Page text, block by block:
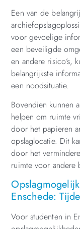
Een van de
voor gevoelige
een beveiligde
en andere risico’s,
belangrijkste
een noodsituatie.
Bovendien kunnen
helpen om ruimte
door het papieren
opslaglocatie. Dit
door het
ruimte voor andere
Enschede:
Voor studenten in